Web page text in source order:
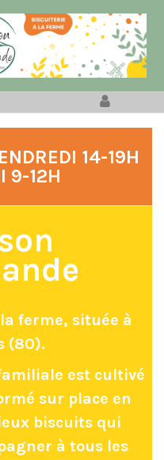
14-19H
9-12H
ferme, située à
(80).
est cultivé
sur place en
biscuits qui
à tous les